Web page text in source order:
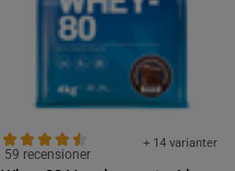
+ 14 varianter
59 recensioner